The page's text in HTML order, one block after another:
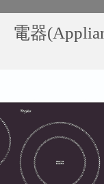
電器